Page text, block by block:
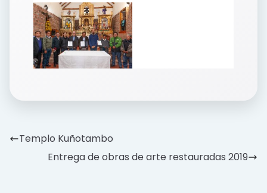
Templo Kuñotambo
Entrega de obras de arte restauradas 2019